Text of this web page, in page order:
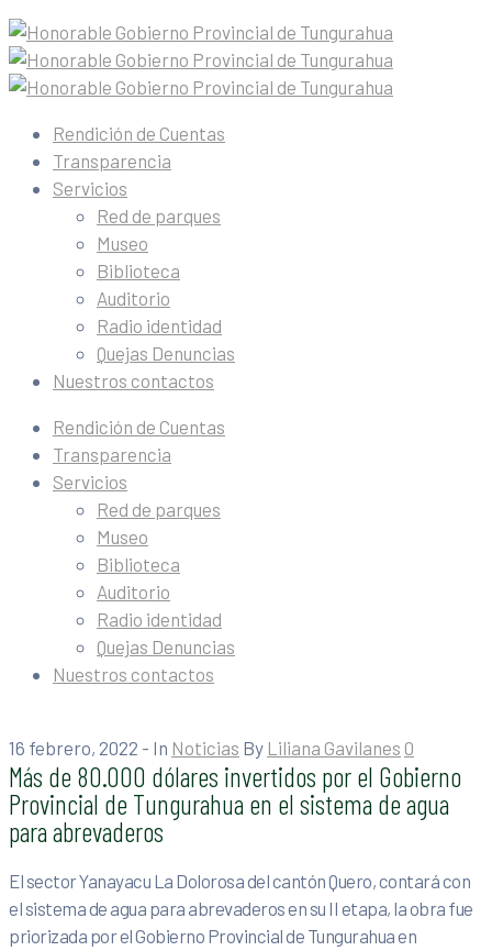
Rendición de Cuentas
Transparencia
Servicios
Red de parques
Museo
Biblioteca
Auditorio
Radio identidad
Quejas Denuncias
Nuestros contactos
Rendición de Cuentas
Transparencia
Servicios
Red de parques
Museo
Biblioteca
Auditorio
Radio identidad
Quejas Denuncias
Nuestros contactos
16 febrero, 2022 - In Noticias By Liliana Gavilanes 0
Más de 80.000 dólares invertidos por el Gobierno
Provincial de Tungurahua en el sistema de agua
para abrevaderos
El sector Yanayacu La Dolorosa del cantón Quero, contará con
el sistema de agua para abrevaderos en su II etapa, la obra fue
priorizada por el Gobierno Provincial de Tungurahua en